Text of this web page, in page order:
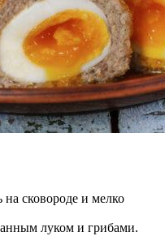
сковороде и мелко
луком и грибами.